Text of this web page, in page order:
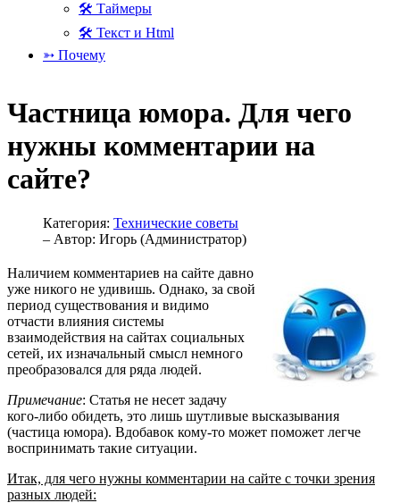
🛠 Таймеры
🛠 Текст и Html
➳ Почему
Частница юмора. Для чего
нужны комментарии на
сайте?
Категория: Технические советы
– Автор: Игорь (Администратор)
Наличием комментариев на сайте давно
уже никого не удивишь. Однако, за свой
период существования и видимо
отчасти влияния системы
взаимодействия на сайтах социальных
сетей, их изначальный смысл немного
преобразовался для ряда людей.
Примечание: Статья не несет задачу
кого-либо обидеть, это лишь шутливые высказывания
(частица юмора). Вдобавок кому-то может поможет легче
воспринимать такие ситуации.
Итак, для чего нужны комментарии на сайте с точки зрения
разных людей: